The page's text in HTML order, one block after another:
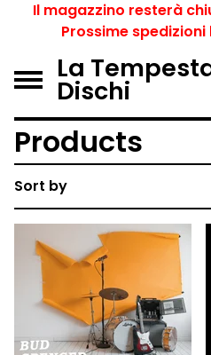
Il magazzino resterà
Prossime
La
Dischi
Products
Sort by